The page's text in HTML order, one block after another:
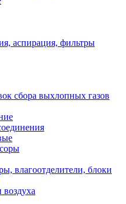
аспирация, фильтры
сбора выхлопных газов
влагоотделители, блоки